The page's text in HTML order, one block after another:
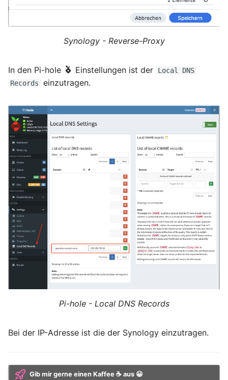
Synology - Reverse-Proxy
In den Pi-hole Einstellungen ist der
Local DNS
Records
einzutragen.
Pi-hole - Local DNS Records
Bei der IP-Adresse ist die der Synology einzutragen.
Gib mir gerne einen Kaffee ☕ aus 😀